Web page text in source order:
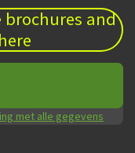
brochures and
met alle gegevens